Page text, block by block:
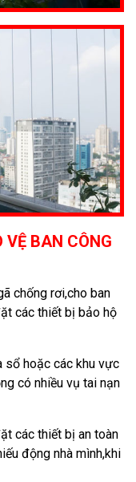
VỆ BAN CÔNG
chống rơi,cho ban
các thiết bị bảo hộ
sổ hoặc các khu vực
có nhiều vụ tai nạn
các thiết bị an toàn
động nhà mình,khi